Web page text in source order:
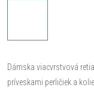
Dámska viacvrstvová
príveskami perličiek a